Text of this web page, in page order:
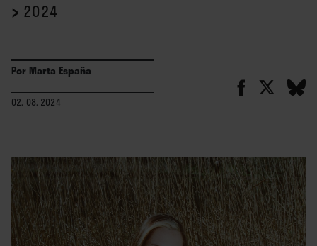
› 2024
Por Marta España
02. 08. 2024